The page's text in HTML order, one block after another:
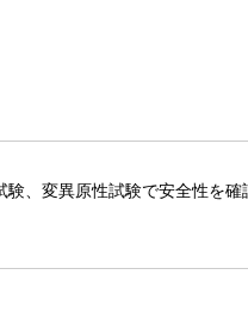
験、変異原性試験で安全性を確